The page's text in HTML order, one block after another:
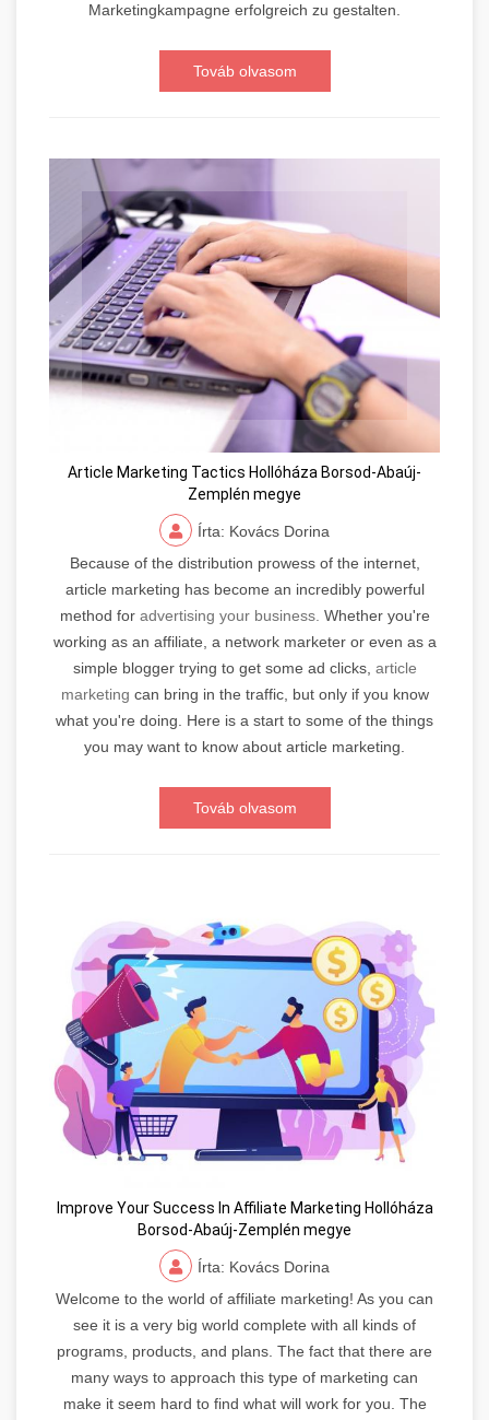
Marketingkampagne erfolgreich zu gestalten.
Továb olvasom
Article Marketing Tactics Hollóháza Borsod-Abaúj-
Zemplén megye
Írta: Kovács Dorina
Because of the distribution prowess of the internet,
article marketing has become an incredibly powerful
method for advertising your business. Whether you're
working as an affiliate, a network marketer or even as a
simple blogger trying to get some ad clicks, article
marketing can bring in the traffic, but only if you know
what you're doing. Here is a start to some of the things
you may want to know about article marketing.
Továb olvasom
Improve Your Success In Affiliate Marketing Hollóháza
Borsod-Abaúj-Zemplén megye
Írta: Kovács Dorina
Welcome to the world of affiliate marketing! As you can
see it is a very big world complete with all kinds of
programs, products, and plans. The fact that there are
many ways to approach this type of marketing can
make it seem hard to find what will work for you. The